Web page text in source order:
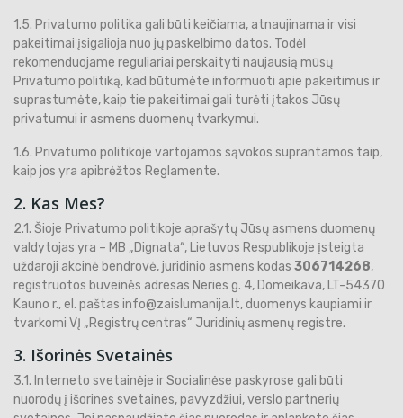
1.5. Privatumo politika gali būti keičiama, atnaujinama ir visi
pakeitimai įsigalioja nuo jų paskelbimo datos. Todėl
rekomenduojame reguliariai perskaityti naujausią mūsų
Privatumo politiką, kad būtumėte informuoti apie pakeitimus ir
suprastumėte, kaip tie pakeitimai gali turėti įtakos Jūsų
privatumui ir asmens duomenų tvarkymui.
1.6. Privatumo politikoje vartojamos sąvokos suprantamos taip,
kaip jos yra apibrėžtos Reglamente.
2. Kas Mes?
2.1. Šioje Privatumo politikoje aprašytų Jūsų asmens duomenų
valdytojas yra – MB „Dignata“, Lietuvos Respublikoje įsteigta
uždaroji akcinė bendrovė, juridinio asmens kodas 306714268,
registruotos buveinės adresas Neries g. 4, Domeikava, LT-54370
Kauno r., el. paštas info@zaislumanija.lt, duomenys kaupiami ir
tvarkomi VĮ „Registrų centras“ Juridinių asmenų registre.
3. Išorinės Svetainės
3.1. Interneto svetainėje ir Socialinėse paskyrose gali būti
nuorodų į išorines svetaines, pavyzdžiui, verslo partnerių